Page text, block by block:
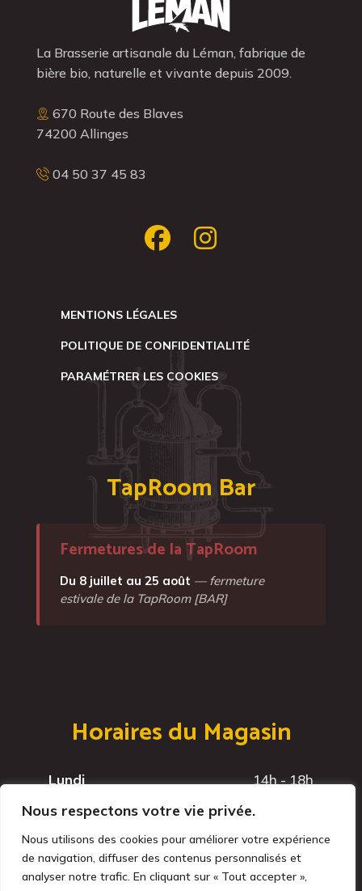
Nous respectons votre vie privée.
Nous utilisons des cookies pour améliorer votre expérience
de navigation, diffuser des contenus personnalisés et
analyser notre trafic. En cliquant sur « Tout accepter »,
La Brasserie artisanale du Léman, fabrique de
bière bio, naturelle et vivante depuis 2009.
670 Route des Blaves
74200 Allinges
04 50 37 45 83
MENTIONS LÉGALES
POLITIQUE DE CONFIDENTIALITÉ
PARAMÉTRER LES COOKIES
TapRoom Bar
Fermetures de la TapRoom
Du 8 juillet au 25 août — fermeture
estivale de la TapRoom [BAR]
Horaires du Magasin
Lundi
14h - 18h
Jeudi
14h - 18h
Vendredi
14h - 18h